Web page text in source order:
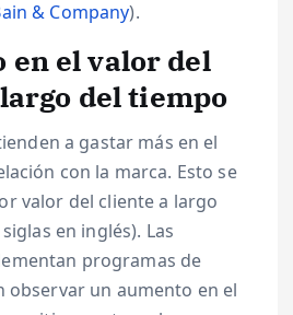
& Company).
en el valor del
del tiempo
a gastar más en el
con la marca. Esto se
valor del cliente a largo
en inglés). Las
programas de
observar un aumento en el